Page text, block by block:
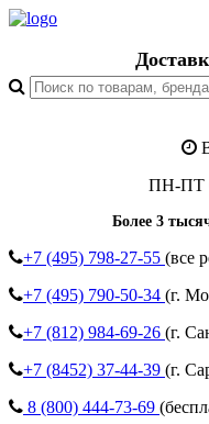
ПН-ПТ
Более 3
+7 (495) 798-27-55 (все
+7 (495) 790-50-34 (г.
+7 (812) 984-69-26 (г.
+7 (8452) 37-44-39 (г.
8 (800) 444-73-69